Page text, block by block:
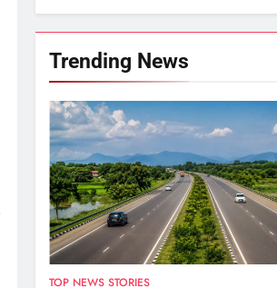
Golden Langur Habitat
Trending News
TOP NEWS STORIES